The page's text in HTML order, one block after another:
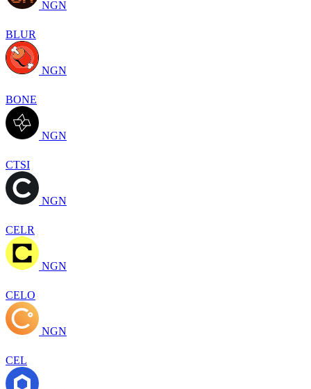
NGN
BLUR
NGN
BONE
NGN
CTSI
NGN
CELR
NGN
CELO
NGN
CEL